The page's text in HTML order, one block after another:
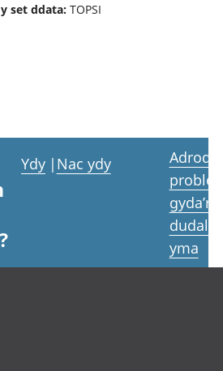
set ddata: TOPSI
Ydy | Nac ydy
Adrodd
gyda’r
yma